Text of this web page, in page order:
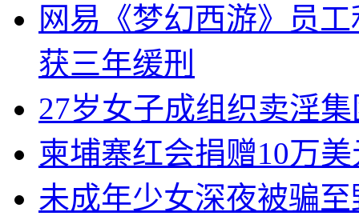
网易《梦幻西游》员
获三年缓刑
27岁女子成组织卖淫
柬埔寨红会捐赠10万
未成年少女深夜被骗